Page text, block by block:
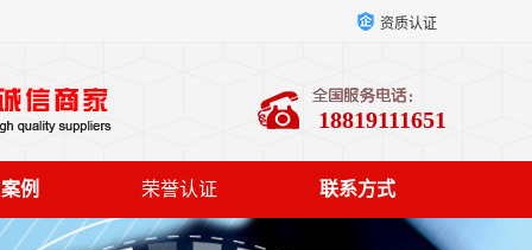
资质认证
18819111651
例 荣誉认证 联系方式